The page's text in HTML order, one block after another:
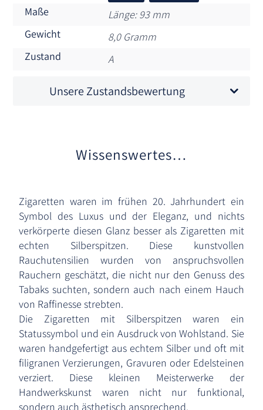
Maße
Länge: 93 mm
Gewicht
8,0 Gramm
Zustand
A
Unsere Zustandsbewertung
Wissenswertes…
Zigaretten waren im frühen 20. Jahrhundert ein
Symbol des Luxus und der Eleganz, und nichts
verkörperte diesen Glanz besser als Zigaretten mit
echten Silberspitzen. Diese kunstvollen
Rauchutensilien wurden von anspruchsvollen
Rauchern geschätzt, die nicht nur den Genuss des
Tabaks suchten, sondern auch nach einem Hauch
von Raffinesse strebten.
Die Zigaretten mit Silberspitzen waren ein
Statussymbol und ein Ausdruck von Wohlstand. Sie
waren handgefertigt aus echtem Silber und oft mit
filigranen Verzierungen, Gravuren oder Edelsteinen
verziert. Diese kleinen Meisterwerke der
Handwerkskunst waren nicht nur funktional,
sondern auch ästhetisch ansprechend.